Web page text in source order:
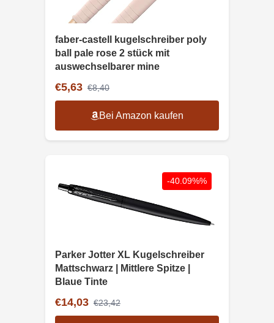
faber-castell kugelschreiber poly
ball pale rose 2 stück mit
auswechselbarer mine
€5,63 €8,40
Bei Amazon kaufen
-40.09%%
Parker Jotter XL Kugelschreiber
Mattschwarz | Mittlere Spitze |
Blaue Tinte
€14,03 €23,42